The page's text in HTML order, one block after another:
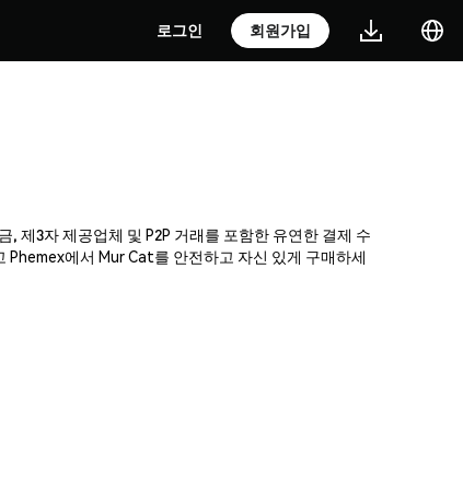
로그인 회원가입
제3자 제공업체 및 P2P 거래를 포함한 유연한 결제 수
에서 Mur Cat를 안전하고 자신 있게 구매하세